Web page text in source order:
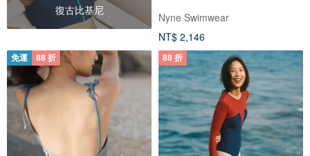
復古比基尼
Nyne Swimwear
NT$ 2,146
免運 88 折 88 折